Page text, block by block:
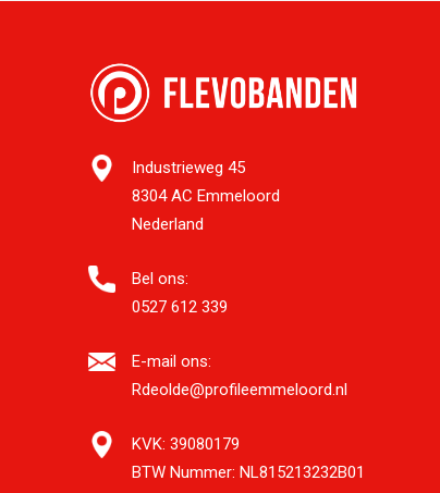
Industrieweg 45
8304 AC Emmeloord
Nederland
Bel ons:
0527 612 339
E-mail ons:
Rdeolde@profileemmeloord.nl
KVK: 39080179
BTW Nummer: NL815213232B01